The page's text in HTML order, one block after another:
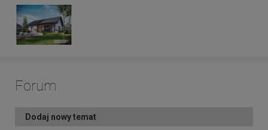
Forum
Dodaj nowy temat